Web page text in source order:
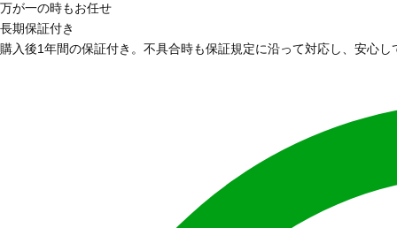
万が一の時もお任せ
長期保証付き
購入後1年間の保証付き。不具合時も保証規定に沿って対応し、安心